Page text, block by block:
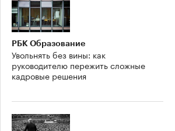
РБК Образование
Увольнять без вины: как
руководителю пережить сложные
кадровые решения